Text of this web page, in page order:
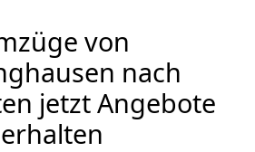
von
nach
jetzt Angebote
erhalten